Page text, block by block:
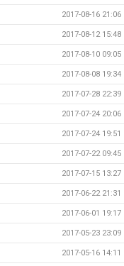
2017-08-16 21:06
2017-08-12 15:48
2017-08-10 09:05
2017-08-08 19:34
2017-07-28 22:39
2017-07-24 20:06
2017-07-24 19:51
2017-07-22 09:45
2017-07-15 13:27
2017-06-22 21:31
2017-06-01 19:17
2017-05-23 23:09
2017-05-16 14:11